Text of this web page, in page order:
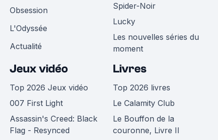
Obsession
L'Odyssée
Actualité
Spider-Noir
Lucky
Les nouvelles séries du
moment
Jeux vidéo
Top 2026 Jeux vidéo
007 First Light
Assassin's Creed: Black
Flag - Resynced
Livres
Top 2026 livres
Le Calamity Club
Le Bouffon de la
couronne, Livre II